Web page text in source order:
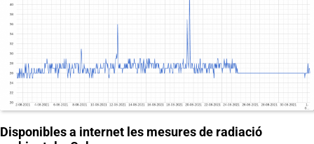
Disponibles a internet les mesures de radiació